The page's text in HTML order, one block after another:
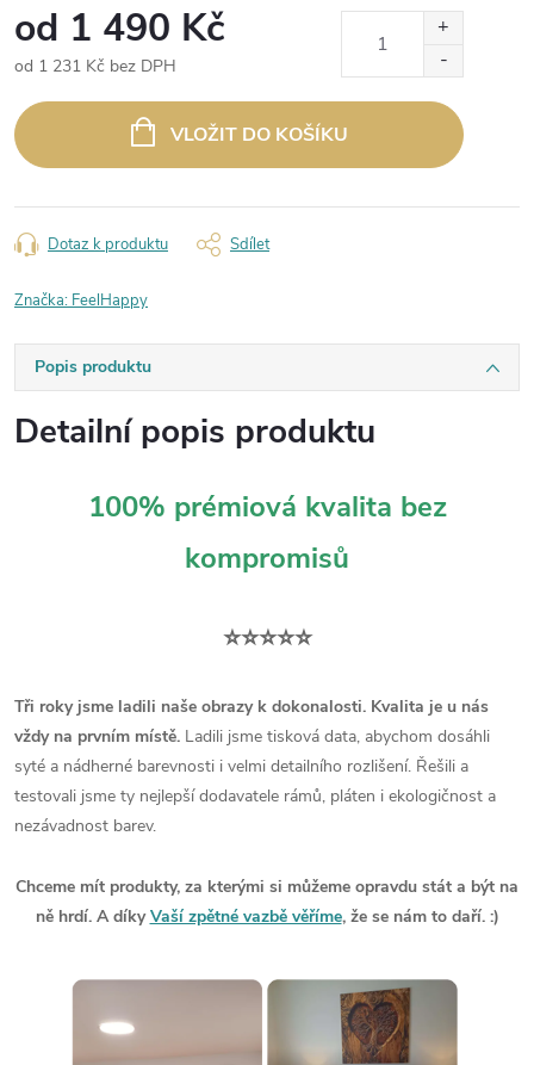
od 1 490 Kč
od 1 231 Kč bez DPH
cena:
VLOŽIT DO KOŠÍKU
Dotaz k produktu Sdílet
Značka: FeelHappy
Popis produktu
Detailní popis produktu
100% prémiová kvalita bez
kompromisů
⭐⭐⭐⭐⭐
Tři roky jsme ladili naše obrazy k dokonalosti. Kvalita je u nás
vždy na prvním místě. Ladili jsme tisková data, abychom dosáhli
syté a nádherné barevnosti i velmi detailního rozlišení. Řešili a
testovali jsme ty nejlepší dodavatele rámů, pláten i ekologičnost a
nezávadnost barev.
Chceme mít produkty, za kterými si můžeme opravdu stát a být na
ně hrdí. A díkyVaší zpětné vazbě věříme, že se nám to daří. :)